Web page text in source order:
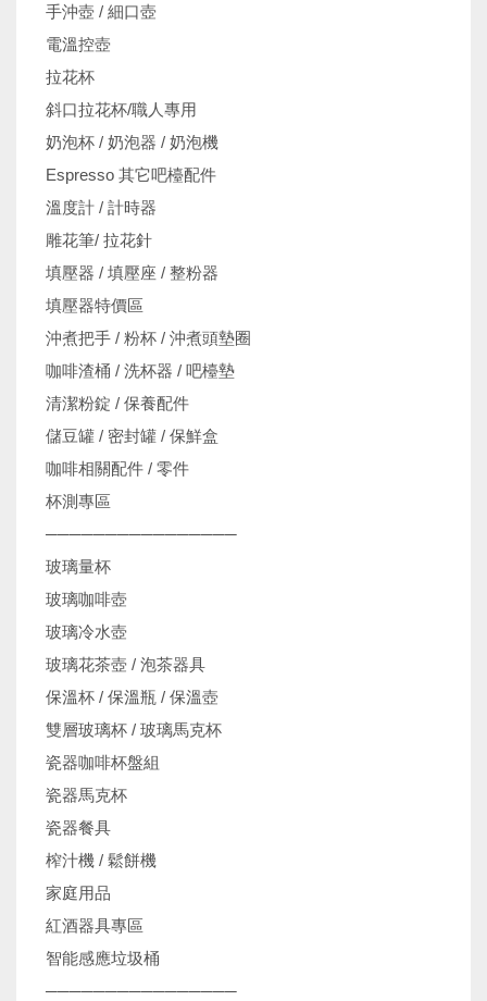
手沖壺 / 細口壺
電溫控壺
拉花杯
斜口拉花杯/職人專用
奶泡杯 / 奶泡器 / 奶泡機
Espresso 其它吧檯配件
溫度計 / 計時器
雕花筆/ 拉花針
填壓器 / 填壓座 / 整粉器
填壓器特價區
沖煮把手 / 粉杯 / 沖煮頭墊圈
咖啡渣桶 / 洗杯器 / 吧檯墊
清潔粉錠 / 保養配件
儲豆罐 / 密封罐 / 保鮮盒
咖啡相關配件 / 零件
杯測專區
────────────────
玻璃量杯
玻璃咖啡壺
玻璃冷水壺
玻璃花茶壺 / 泡茶器具
保溫杯 / 保溫瓶 / 保溫壺
雙層玻璃杯 / 玻璃馬克杯
瓷器咖啡杯盤組
瓷器馬克杯
瓷器餐具
榨汁機 / 鬆餅機
家庭用品
紅酒器具專區
智能感應垃圾桶
────────────────